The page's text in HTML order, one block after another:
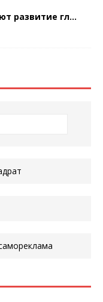
развитие гл...